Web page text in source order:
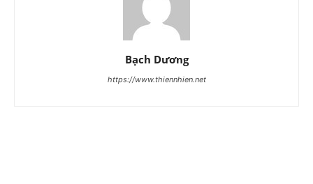
Bạch Dương
https://www.thiennhien.net